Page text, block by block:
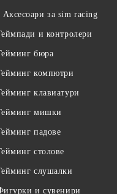
Аксесоари за sim racing
и контролери
бюра
компютри
клавиатури
мишки
падове
столове
слушалки
и сувенири